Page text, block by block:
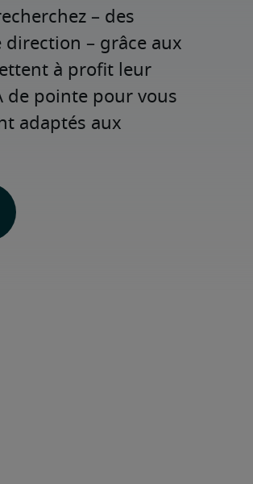
– des
– grâce aux
à profit leur
de pointe pour vous
adaptés aux